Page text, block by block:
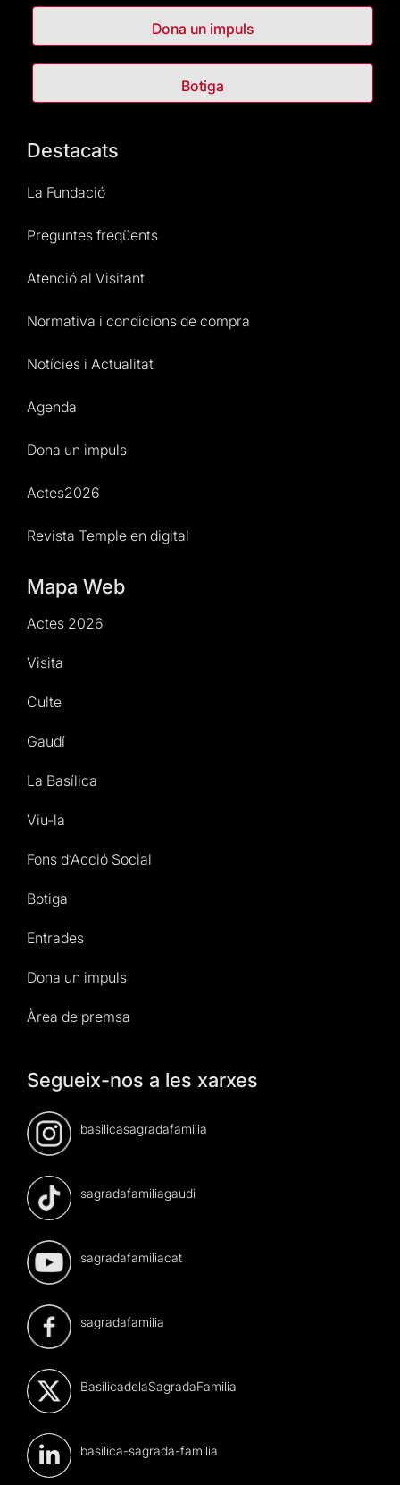
Dona un impuls
Botiga
Destacats
La Fundació
Preguntes freqüents
Atenció al Visitant
Normativa i condicions de compra
Notícies i Actualitat
Agenda
Dona un impuls
Actes2026
Revista Temple en digital
Mapa Web
Actes 2026
Visita
Culte
Gaudí
La Basílica
Viu-la
Fons d’Acció Social
Botiga
Entrades
Dona un impuls
Àrea de premsa
Segueix-nos a les xarxes
basilicasagradafamilia
sagradafamiliagaudi
sagradafamiliacat
sagradafamilia
BasilicadelaSagradaFamilia
basilica-sagrada-familia